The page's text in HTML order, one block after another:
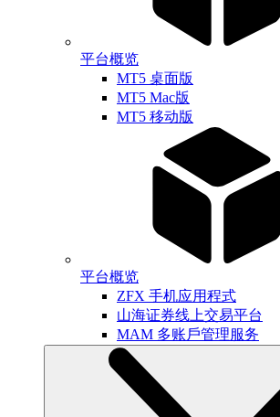
平台概览
MT5 桌面版
MT5 Mac版
MT5 移动版
平台概览
ZFX 手机应用程式
山海证券线上交易平台
MAM 多账戶管理服务